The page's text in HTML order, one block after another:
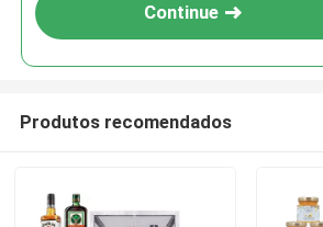
Continue
Produtos recomendados